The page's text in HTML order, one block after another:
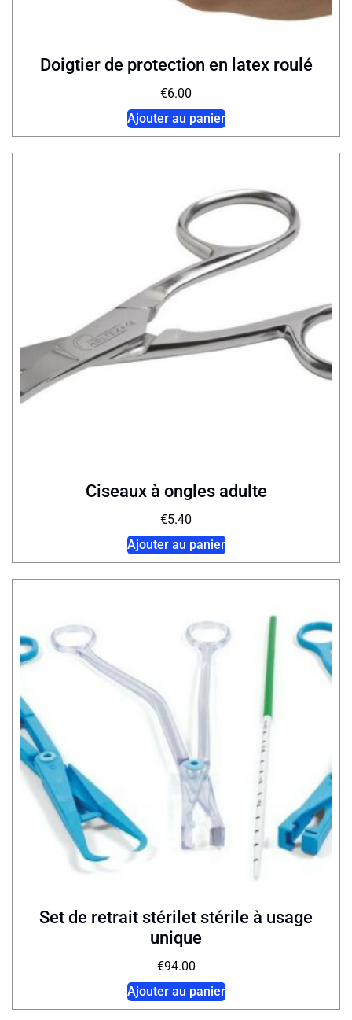
Doigtier de protection en latex roulé
€6.00
Ajouter au panier
Ciseaux à ongles adulte
€5.40
Ajouter au panier
Set de retrait stérilet stérile à usage
unique
€94.00
Ajouter au panier